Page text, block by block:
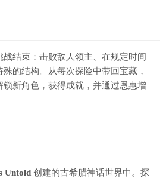
结束：击败敌人领主、在规定时间
的结构。从每次探险中带回宝藏，
新角色，获得成就，并通过恩惠增
Untold 创建的古希腊神话世界中。探